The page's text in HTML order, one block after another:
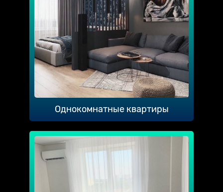
Однокомнатные квартиры